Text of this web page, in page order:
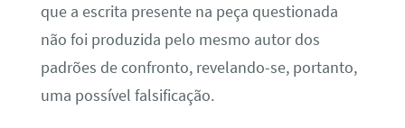
que a escrita presente na peça questionada
não foi produzida pelo mesmo autor dos
padrões de confronto, revelando-se, portanto,
uma possível falsificação.